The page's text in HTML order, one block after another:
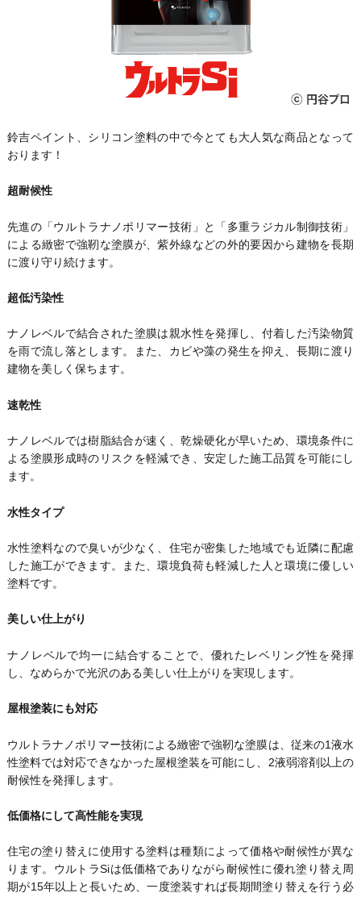
鈴吉ペイント、シリコン塗料の中で今とても大人気な商品となって
おります！
超耐候性
先進の「ウルトラナノポリマー技術」と「多重ラジカル制御技術」
による緻密で強靭な塗膜が、紫外線などの外的要因から建物を長期
に渡り守り続けます。
超低汚染性
ナノレベルで結合された塗膜は親水性を発揮し、付着した汚染物質
を雨で流し落とします。また、カビや藻の発生を抑え、長期に渡り
建物を美しく保ちます。
速乾性
ナノレベルでは樹脂結合が速く、乾燥硬化が早いため、環境条件に
よる塗膜形成時のリスクを軽減でき、安定した施工品質を可能にし
ます。
水性タイプ
水性塗料なので臭いが少なく、住宅が密集した地域でも近隣に配慮
した施工ができます。また、環境負荷も軽減した人と環境に優しい
塗料です。
美しい仕上がり
ナノレベルで均一に結合することで、優れたレベリング性を発揮
し、なめらかで光沢のある美しい仕上がりを実現します。
屋根塗装にも対応
ウルトラナノポリマー技術による緻密で強靭な塗膜は、従来の1液水
性塗料では対応できなかった屋根塗装を可能にし、2液弱溶剤以上の
耐候性を発揮します。
低価格にして高性能を実現
住宅の塗り替えに使用する塗料は種類によって価格や耐候性が異な
ります。ウルトラSiは低価格でありながら耐候性に優れ塗り替え周
期が15年以上と長いため、一度塗装すれば長期間塗り替えを行う必